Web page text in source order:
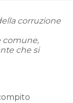
corruzione
comune,
che si